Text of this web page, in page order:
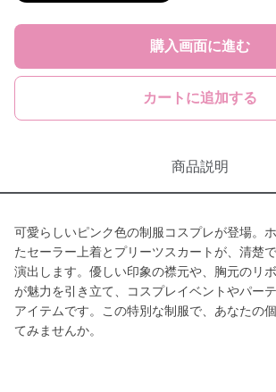
購入画面に進む
カートに追加する
商品説明
可愛らしいピンク色の制服コスプレが登場。
たセーラー上着とプリーツスカートが、清楚
演出します。優しい印象の襟元や、胸元のリ
が魅力を引き立て、コスプレイベントやパー
アイテムです。この特別な制服で、あなたの
てみませんか。